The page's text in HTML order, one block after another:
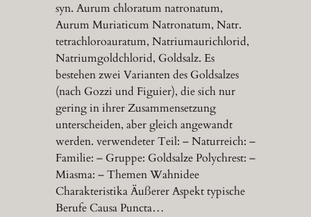
syn. Aurum chloratum natronatum,
Aurum Muriaticum Natronatum, Natr.
tetrachloroauratum, Natriumaurichlorid,
Natriumgoldchlorid, Goldsalz. Es
bestehen zwei Varianten des Goldsalzes
(nach Gozzi und Figuier), die sich nur
gering in ihrer Zusammensetzung
unterscheiden, aber gleich angewandt
werden. verwendeter Teil: – Naturreich: –
Familie: – Gruppe: Goldsalze Polychrest: –
Miasma: – Themen Wahnidee
Charakteristika Äußerer Aspekt typische
Berufe Causa Puncta…